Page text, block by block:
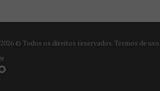
2026 © Todos os direitos reservados.Termos de uso